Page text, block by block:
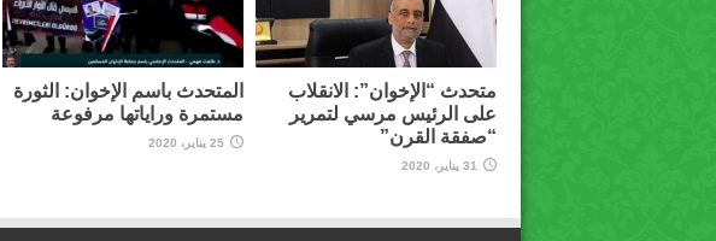
متحدث “الإخوان”: الانقلاب
على الرئيس مرسي لتمرير
“صفقة القرن”
31 يناير، 2020
المتحدث باسم الإخوان: الثورة
مستمرة وراياتها مرفوعة
25 يناير، 2020